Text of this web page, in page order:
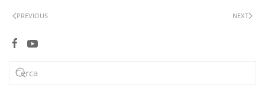
PREVIOUS NEXT